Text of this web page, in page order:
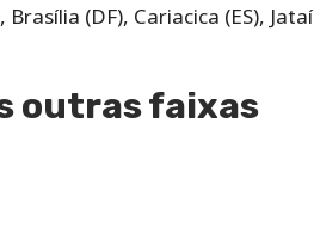
(DF), Cariacica (ES), Jataí
outras faixas